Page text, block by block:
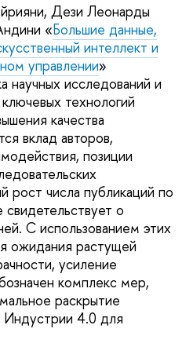
Дези Леонарды
«Большие данные,
интеллект и
управлении»
научных исследований и
технологий
качества
вклад авторов,
позиции
рост числа публикаций по
о
С использованием этих
ожидания растущей
усиление
комплекс мер,
раскрытие
Индустрии 4.0 для